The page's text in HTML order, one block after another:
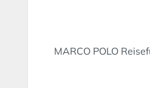
MARCO POLO